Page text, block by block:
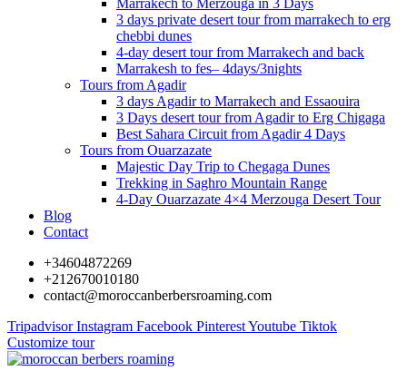
Marrakech to Merzouga in 3 Days
3 days private desert tour from marrakech to erg
chebbi dunes
4-day desert tour from Marrakech and back
Marrakesh to fes– 4days/3nights
Tours from Agadir
3 days Agadir to Marrakech and Essaouira
3 Days desert tour from Agadir to Erg Chigaga
Best Sahara Circuit from Agadir 4 Days
Tours from Ouarzazate
Majestic Day Trip to Chegaga Dunes
Trekking in Saghro Mountain Range
4-Day Ouarzazate 4×4 Merzouga Desert Tour
Blog
Contact
+34604872269
+212670010180
contact@moroccanberbersroaming.com
Tripadvisor Instagram Facebook PinterestYoutube Tiktok
Customize tour